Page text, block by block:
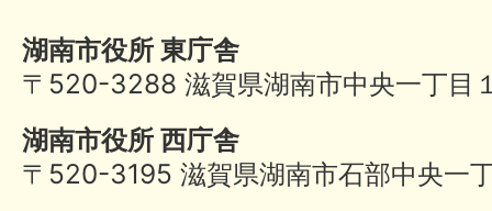
湖南市役所 東庁舎
〒520-3288 滋賀県湖南市中央一丁目
湖南市役所 西庁舎
〒520-3195 滋賀県湖南市石部中央一